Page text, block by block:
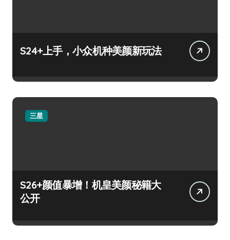
S24+上手，小众机种美颜新玩法
三星
S26+颜值暴增！机皇美颜秘籍大
公开